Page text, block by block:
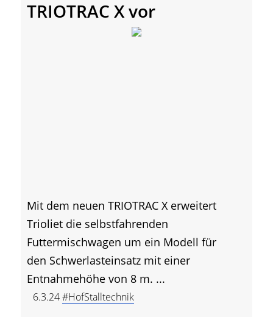
TRIOTRAC X vor
Mit dem neuen TRIOTRAC X erweitert
Trioliet die selbstfahrenden
Futtermischwagen um ein Modell für
den Schwerlasteinsatz mit einer
Entnahmehöhe von 8 m. ...
6.3.24#HofStalltechnik